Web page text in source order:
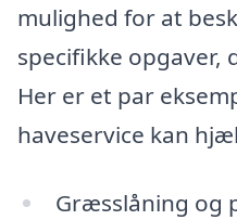
mulighed for at
specifikke opgaver,
Her er et par
haveservice kan
Græsslåning og